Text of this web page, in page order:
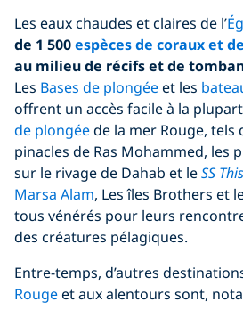
Les eaux chaudes et claires de l’
de 1 500espèces de coraux et
au milieu de récifs et de
Les Bases de plongéeet les
offrent un accès facile à la
de plongéede la mer Rouge, tels
pinacles de Ras Mohammed, les
sur le rivage de Dahab et leSS
Marsa Alam, Les îles Brothers et
tous vénérés pour leurs
des créatures pélagiques.
Entre-temps, d’autres
Rougeet aux alentours sont,